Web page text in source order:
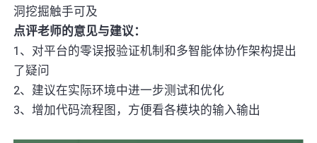
洞挖掘触手可及
点评老师的意见与建议：
1、对平台的零误报验证机制和多智能体协作架构提出
了疑问
2、建议在实际环境中进一步测试和优化
3、增加代码流程图，方便看各模块的输入输出